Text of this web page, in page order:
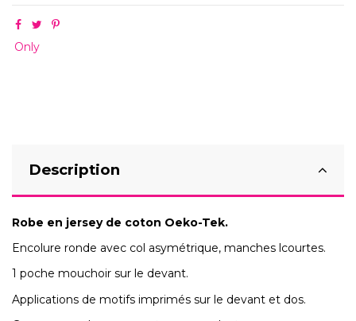
Only
Description
Robe en jersey de coton Oeko-Tek.
Encolure ronde avec col asymétrique, manches lcourtes.
1 poche mouchoir sur le devant.
Applications de motifs imprimés sur le devant et dos.